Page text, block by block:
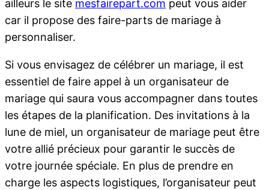
ailleurs le site mesfairepart.com peut vous aider
car il propose des faire-parts de mariage à
personnaliser.
Si vous envisagez de célébrer un mariage, il est
essentiel de faire appel à un organisateur de
mariage qui saura vous accompagner dans toutes
les étapes de la planification. Des invitations à la
lune de miel, un organisateur de mariage peut être
votre allié précieux pour garantir le succès de
votre journée spéciale. En plus de prendre en
charge les aspects logistiques, l’organisateur peut